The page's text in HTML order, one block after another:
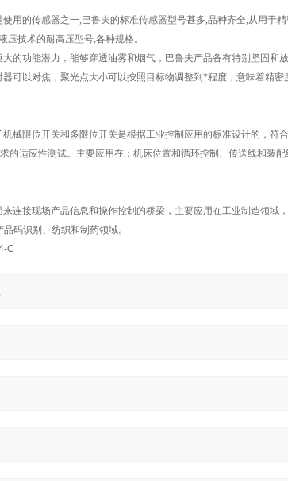
用的传感器之一,巴鲁夫的标准传感器型号甚多,品种齐全,从用于
压技术的耐高压型号,各种规格。
的功能潜力，能够穿透油雾和烟气，巴鲁夫产品备有特别坚固和
可以对焦，聚光点大小可以按照目标物调整到*程度，意味着精密
械限位开关和多限位开关是根据工业控制应用的标准设计的，符合
的适应性测试。主要应用在：机床位置和循环控制、传送线和装
连接现场产品信息和操作控制的桥梁，主要应用在工业制造领域，
码识别、纺织和制药领域。
C